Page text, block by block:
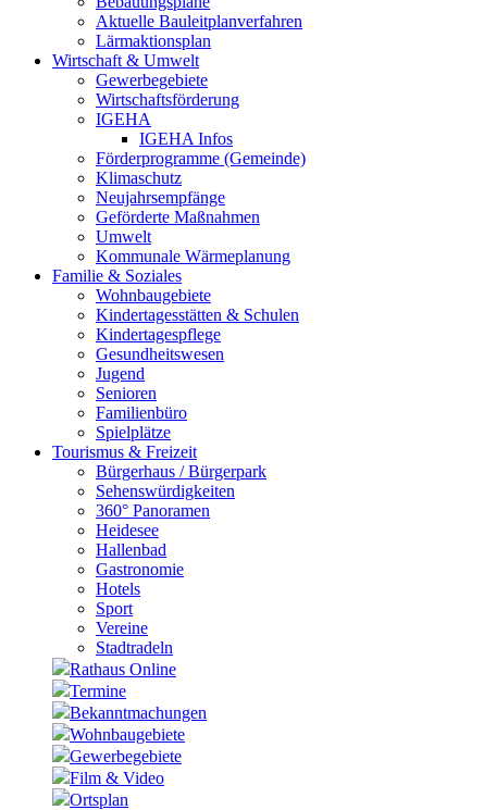
Aktuelle Bauleitplanverfahren
Lärmaktionsplan
Wirtschaft & Umwelt
Gewerbegebiete
Wirtschaftsförderung
IGEHA
IGEHA Infos
Förderprogramme (Gemeinde)
Klimaschutz
Neujahrsempfänge
Geförderte Maßnahmen
Umwelt
Kommunale Wärmeplanung
Familie & Soziales
Wohnbaugebiete
Kindertagesstätten & Schulen
Kindertagespflege
Gesundheitswesen
Jugend
Senioren
Familienbüro
Spielplätze
Tourismus & Freizeit
Bürgerhaus / Bürgerpark
Sehenswürdigkeiten
360° Panoramen
Heidesee
Hallenbad
Gastronomie
Hotels
Sport
Vereine
Stadtradeln
Rathaus Online
Termine
Bekanntmachungen
Wohnbaugebiete
Gewerbegebiete
Film & Video
Ortsplan